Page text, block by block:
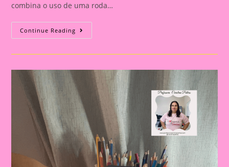
combina o uso de uma roda…
Continue Reading PINÇA
E
ATIVIDADE
DESENVOLVER
COORDENAÇÃO
MOTORA
E
RACIOCÍNIO
LÓGICO